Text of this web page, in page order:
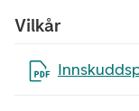
Vilkår
Åpne filen i en